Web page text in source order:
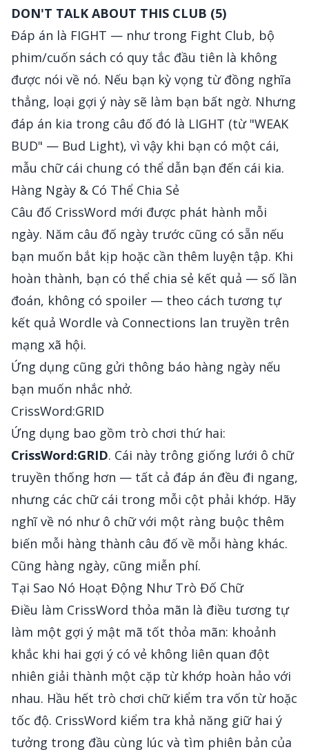
DON'T TALK ABOUT THIS CLUB (5)
Đáp án là FIGHT — như trong Fight Club, bộ
phim/cuốn sách có quy tắc đầu tiên là không
được nói về nó. Nếu bạn kỳ vọng từ đồng nghĩa
thẳng, loại gợi ý này sẽ làm bạn bất ngờ. Nhưng
đáp án kia trong câu đố đó là LIGHT (từ "WEAK
BUD" — Bud Light), vì vậy khi bạn có một cái,
mẫu chữ cái chung có thể dẫn bạn đến cái kia.
Hàng Ngày & Có Thể Chia Sẻ
Câu đố CrissWord mới được phát hành mỗi
ngày. Năm câu đố ngày trước cũng có sẵn nếu
bạn muốn bắt kịp hoặc cần thêm luyện tập. Khi
hoàn thành, bạn có thể chia sẻ kết quả — số lần
đoán, không có spoiler — theo cách tương tự
kết quả Wordle và Connections lan truyền trên
mạng xã hội.
Ứng dụng cũng gửi thông báo hàng ngày nếu
bạn muốn nhắc nhở.
CrissWord:GRID
Ứng dụng bao gồm trò chơi thứ hai:
CrissWord:GRID. Cái này trông giống lưới ô chữ
truyền thống hơn — tất cả đáp án đều đi ngang,
nhưng các chữ cái trong mỗi cột phải khớp. Hãy
nghĩ về nó như ô chữ với một ràng buộc thêm
biến mỗi hàng thành câu đố về mỗi hàng khác.
Cũng hàng ngày, cũng miễn phí.
Tại Sao Nó Hoạt Động Như Trò Đố Chữ
Điều làm CrissWord thỏa mãn là điều tương tự
làm một gợi ý mật mã tốt thỏa mãn: khoảnh
khắc khi hai gợi ý có vẻ không liên quan đột
nhiên giải thành một cặp từ khớp hoàn hảo với
nhau. Hầu hết trò chơi chữ kiểm tra vốn từ hoặc
tốc độ. CrissWord kiểm tra khả năng giữ hai ý
tưởng trong đầu cùng lúc và tìm phiên bản của